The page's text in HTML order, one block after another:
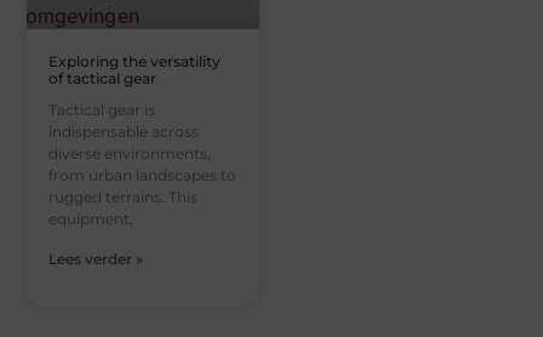
Exploring the versatility
of tactical gear
Tactical gear is
indispensable across
diverse environments,
from urban landscapes to
rugged terrains. This
equipment,
Lees verder »